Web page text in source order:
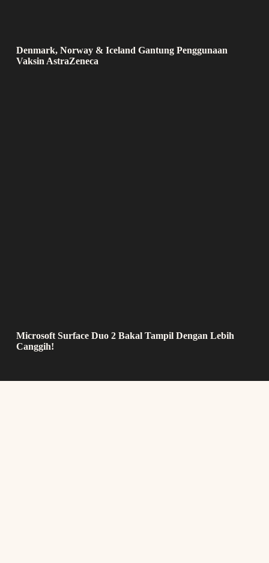
Denmark, Norway & Iceland Gantung Penggunaan
Vaksin AstraZeneca
Microsoft Surface Duo 2 Bakal Tampil Dengan Lebih
Canggih!